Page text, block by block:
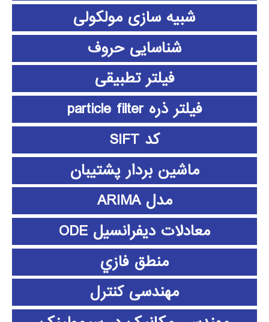
شبیه سازی مولکولی
شناسایی حروف
فیلتر تطبیقی
فیلتر ذره particle filter
کد SIFT
ماشین بردار پشتیبان
مدل ARIMA
معادلات دیفرانسیل ODE
منطق فازي
مهندسی کنترل